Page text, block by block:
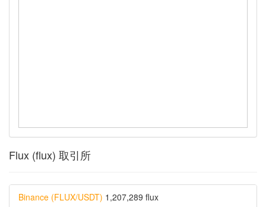
Flux (flux) 取引所
Binance (FLUX/USDT) 1,207,289 flux